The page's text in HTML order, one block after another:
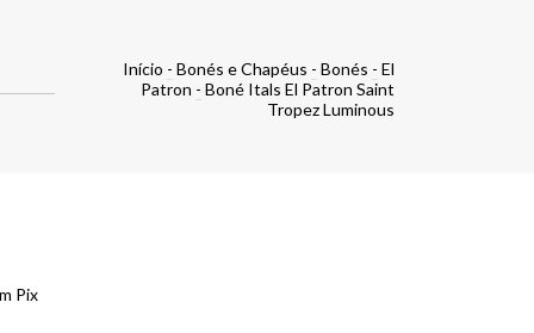
Início - Bonés e Chapéus - Bonés - El
Patron - Boné Itals El Patron Saint
Tropez Luminous
Pix